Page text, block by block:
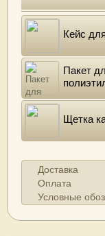
Кейс
Пакет
Щетка
Доставка
Оплата
Условные